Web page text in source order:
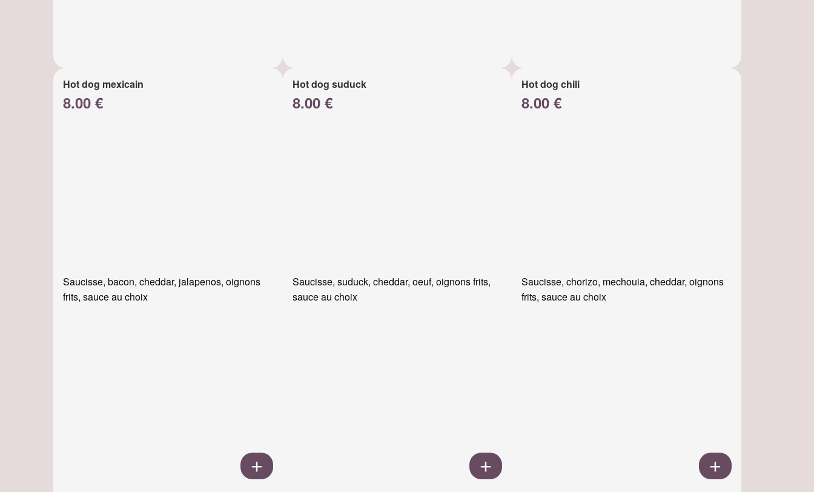
Hot dog mexicain
8.00 €
Saucisse, bacon, cheddar, jalapenos, oignons
frits, sauce au choix
Hot dog suduck
8.00 €
Saucisse, suduck, cheddar, oeuf, oignons frits,
sauce au choix
Hot dog chili
8.00 €
Saucisse, chorizo, mechouia, cheddar, oignons
frits, sauce au choix